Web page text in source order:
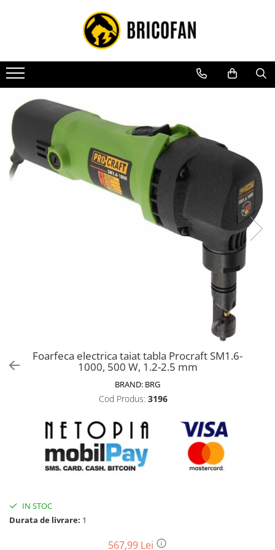
Toate Produsele
Vehicule electrice
Atv
Cu permis
Fără permis
Masini electrice
Motocross
Piese de schimb vehicule electrice
Motoburghie si accesorii
Drujbe pe benzina
Drujbe cu acumulator
Consumabile drujbe, fierastraie
Unelte electrice busteni
Mori cereale si batoze porumb
Batoze - mori desfacat porumb
Foarfeca electrica taiat tabla Procraft SM1.6-
1000, 500 W, 1.2-2.5 mm
BRAND: BRG
Cod Produs: 3196
IN STOC
Durata de livrare: 1
567,99 Lei